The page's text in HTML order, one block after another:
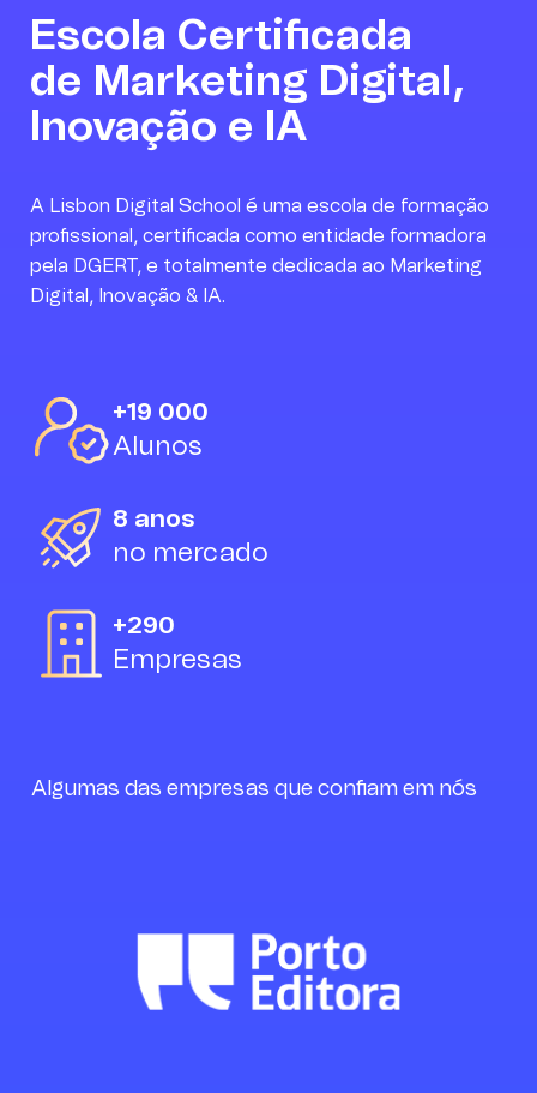
Escola Certificada
de Marketing Digital,
Inovação e IA
A Lisbon Digital School é uma escola de formação
profissional, certificada como entidade formadora
pela DGERT, e totalmente dedicada ao Marketing
Digital, Inovação & IA.
+19 000
Alunos
8 anos
no mercado
+290
Empresas
Algumas das empresas que confiam em nós
hesitei em voltar. A
experiência voltou a ser
muito positiva. Estou a
gostar bastante do curso,
sobretudo pela quantidade
que conseguimos aplicar
de imediato. Já recomendei
a amigos e voltaria a repetir.
e pelo horário, que se
encaixavam bem na minha
rotina. A experiência correu